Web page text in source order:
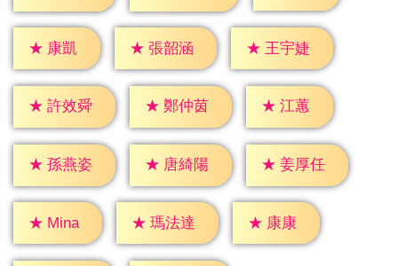
★ 康凱 ★ 張韶涵 ★ 王宇婕
★ 許效舜 ★ 鄭仲茵 ★ 江蕙
★ 孫燕姿 ★ 唐綺陽 ★ 姜厚任
★ Mina ★ 瑪法達 ★ 康康